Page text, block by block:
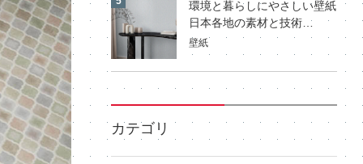
環境と暮らしにやさしい壁紙
日本各地の素材と技術…
壁紙
カテゴリ